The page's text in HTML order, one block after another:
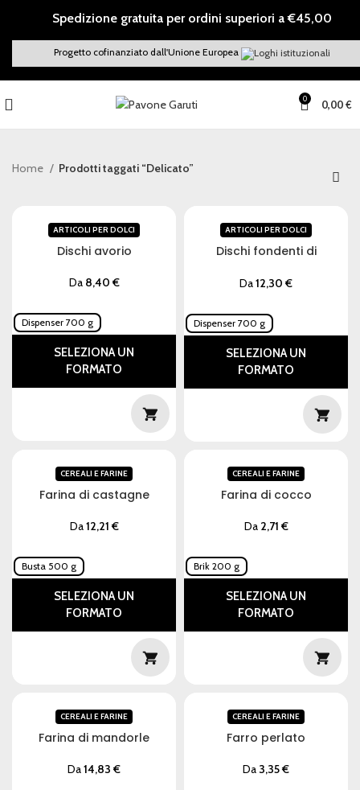
Spedizione gratuita per ordini superiori a €45,00
Progetto cofinanziato dall'Unione Europea
0 0,00€
Home Prodotti taggati “Delicato”
Dischi avorio
ARTICOLI PER DOLCI
Da 8,40€
Dispenser 700 g
SELEZIONA UN
FORMATO
Dischi fondenti di
ARTICOLI PER DOLCI
Da12,30€
Dispenser 700 g
SELEZIONA UN
FORMATO
Farina di castagne
CEREALI E FARINE
Da12,21€
Busta 500 g
SELEZIONA UN
FORMATO
Farina di cocco
CEREALI E FARINE
Da 2,71€
Brik 200 g
SELEZIONA UN
FORMATO
Farina di mandorle
CEREALI E FARINE
Da14,83€
Farro perlato
CEREALI E FARINE
Da 3,35€